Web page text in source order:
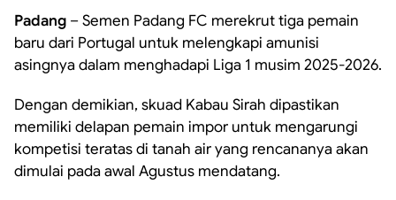
Padang – Semen Padang FC merekrut tiga pemain
baru dari Portugal untuk melengkapi amunisi
asingnya dalam menghadapi Liga 1 musim 2025-2026.
Dengan demikian, skuad Kabau Sirah dipastikan
memiliki delapan pemain impor untuk mengarungi
kompetisi teratas di tanah air yang rencananya akan
dimulai pada awal Agustus mendatang.